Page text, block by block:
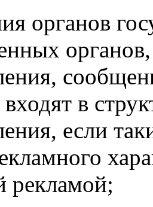
органов
в
если
рекламой;